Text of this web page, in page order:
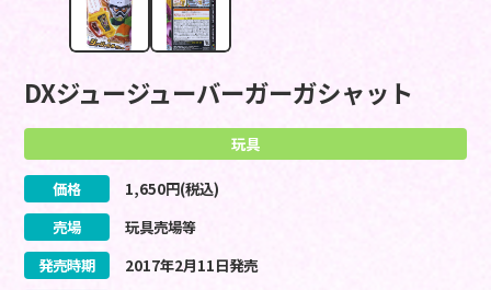
DXジュージューバーガーガシャット
玩具
価格 1,650円(税込)
売場
玩具売場等
発売時期
2017年2月11日発売